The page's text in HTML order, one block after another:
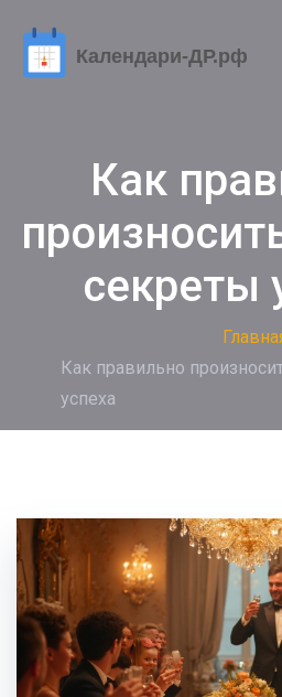
Как
секреты
Как правильно
успеха